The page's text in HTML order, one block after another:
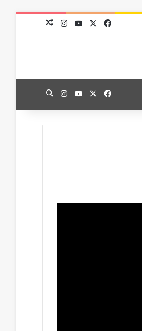
فيسبوك
‫X
‫YouTubeانستقراممقال عشوائي
فيسبوك
‫X
‫YouTubeانستقرامبحث عن